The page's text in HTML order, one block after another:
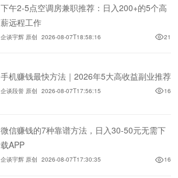
下午2-5点空调房兼职推荐：日入200+的5个高
薪远程工作
企谈宇辉 原创 2026-08-07T18:58:16 21
手机赚钱最快方法｜2026年5大高收益副业推荐
企谈段誉 原创 2026-08-07T17:56:15 16
微信赚钱的7种靠谱方法，日入30-50元无需下
载APP
企谈宇辉 原创 2026-08-07T17:30:35 16